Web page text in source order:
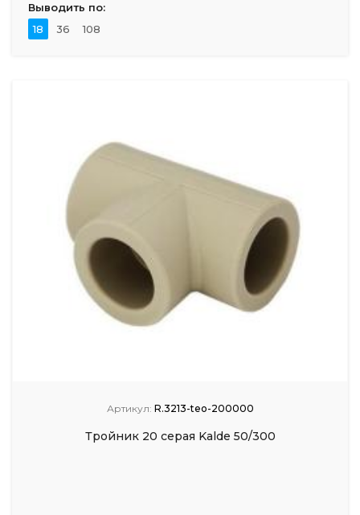
Выводить по:
18
36 108
Артикул: R.3213-teo-200000
Тройник 20 серая Kalde 50/300